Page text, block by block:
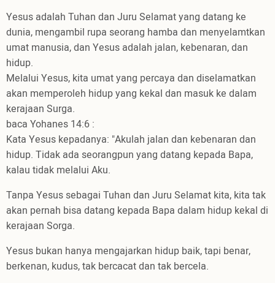
Yesus adalah Tuhan dan Juru Selamat yang datang ke
dunia, mengambil rupa seorang hamba dan menyelamtkan
umat manusia, dan Yesus adalah jalan, kebenaran, dan
hidup.
Melalui Yesus, kita umat yang percaya dan diselamatkan
akan memperoleh hidup yang kekal dan masuk ke dalam
kerajaan Surga.
baca Yohanes 14:6 :
Kata Yesus kepadanya: "Akulah jalan dan kebenaran dan
hidup. Tidak ada seorangpun yang datang kepada Bapa,
kalau tidak melalui Aku.
Tanpa Yesus sebagai Tuhan dan Juru Selamat kita, kita tak
akan pernah bisa datang kepada Bapa dalam hidup kekal di
kerajaan Sorga.
Yesus bukan hanya mengajarkan hidup baik, tapi benar,
berkenan, kudus, tak bercacat dan tak bercela.